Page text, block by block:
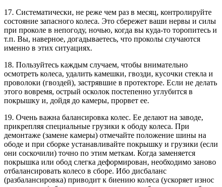
17. Систематически, не реже чем раз в месяц, контролируйте
состояние запасного колеса. Это сбережет ваши нервы и силы
при проколе в непогоду, ночью, когда вы куда-то торопитесь и
т.п. Вы, наверное, догадываетесь, что проколы случаются
именно в этих ситуациях.
18. Пользуйтесь каждым случаем, чтобы внимательно
осмотреть колеса, удалить камешки, гвозди, кусочки стекла и
проволоки (гвоздей), застрявшие в протекторе. Если не делать
этого вовремя, острый осколок постепенно углубится в
покрышку и, дойдя до камеры, прорвет ее.
19. Очень важна балансировка колес. Ее делают на заводе,
прикрепляя специальные грузики к ободу колеса. При
демонтаже (замене камеры) отмечайте положение шины на
ободе и при сборке устанавливайте покрышку и грузики (если
они соскочили) точно по этим меткам. Когда заменяется
покрышка или обод слегка деформирован, необходимо заново
отбалансировать колесо в сборе. Ибо дисбаланс
(разбалансировка) приводит к биению колеса (ускоряет износ